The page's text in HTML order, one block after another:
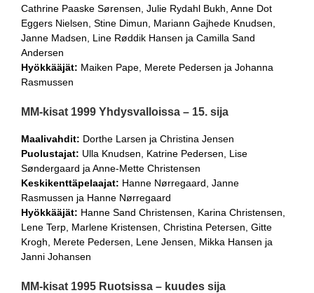
Cathrine Paaske Sørensen, Julie Rydahl Bukh, Anne Dot
Eggers Nielsen, Stine Dimun, Mariann Gajhede Knudsen,
Janne Madsen, Line Røddik Hansen ja Camilla Sand
Andersen
Hyökkääjät: Maiken Pape, Merete Pedersen ja Johanna
Rasmussen
MM-kisat 1999 Yhdysvalloissa – 15. sija
Maalivahdit: Dorthe Larsen ja Christina Jensen
Puolustajat: Ulla Knudsen, Katrine Pedersen, Lise
Søndergaard ja Anne-Mette Christensen
Keskikenttäpelaajat: Hanne Nørregaard, Janne
Rasmussen ja Hanne Nørregaard
Hyökkääjät: Hanne Sand Christensen, Karina Christensen,
Lene Terp, Marlene Kristensen, Christina Petersen, Gitte
Krogh, Merete Pedersen, Lene Jensen, Mikka Hansen ja
Janni Johansen
MM-kisat 1995 Ruotsissa – kuudes sija